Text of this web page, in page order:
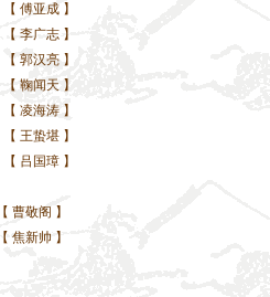
【 傅亚成 】
【 李广志 】
【 郭汉亮 】
【 鞠闻天 】
【 凌海涛 】
【 王蛰堪 】
【 吕国璋 】
【 曹敬阁 】
【 焦新帅 】